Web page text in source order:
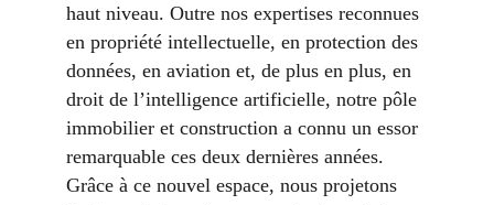
haut niveau. Outre nos expertises reconnues
en propriété intellectuelle, en protection des
données, en aviation et, de plus en plus, en
droit de l’intelligence artificielle, notre pôle
immobilier et construction a connu un essor
remarquable ces deux dernières années.
Grâce à ce nouvel espace, nous projetons